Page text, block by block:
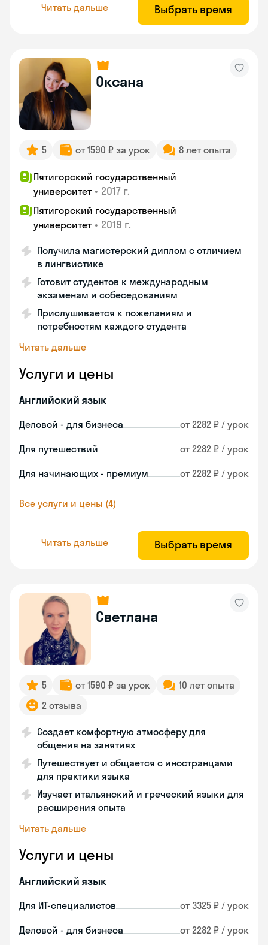
Читать дальше Выбрать время
Оксана
5 от 1590 ₽ за урок 8 лет опыта
Пятигорский государственный
университет • 2017 г.
Пятигорский государственный
университет • 2019 г.
Получила магистерский диплом с отличием
в лингвистике
Готовит студентов к международным
экзаменам и собеседованиям
Прислушивается к пожеланиям и
потребностям каждого студента
Читать дальше
Услуги и цены
Английский язык
Деловой - для бизнеса от 2282 ₽ / урок
Для путешествий от 2282 ₽ / урок
Для начинающих - премиум от 2282 ₽ / урок
Все услуги и цены (4)
Читать дальше Выбрать время
Светлана
5 от 1590 ₽ за урок
10 лет опыта
2 отзыва
Создает комфортную атмосферу для
общения на занятиях
Путешествует и общается с иностранцами
для практики языка
Изучает итальянский и греческий языки для
расширения опыта
Читать дальше
Услуги и цены
Английский язык
Для ИТ-специалистов от 3325 ₽ / урок
Деловой - для бизнеса от 2282 ₽ / урок